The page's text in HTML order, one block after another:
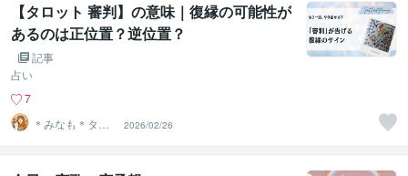
【タロット 審判】の意味｜復縁の可能性が
あるのは正位置？逆位置？
記事
占い
7
＊みなも＊タロ
ットと大地の占
い師
2026/02/26